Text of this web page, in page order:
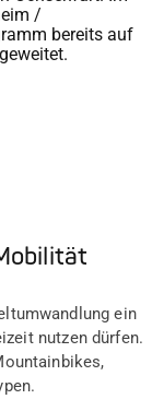
/
bereits auf
ein
nutzen dürfen.